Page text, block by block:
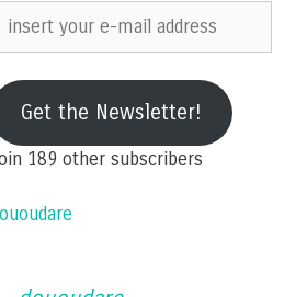
insert
your
Get the Newsletter!
189 other subscribers